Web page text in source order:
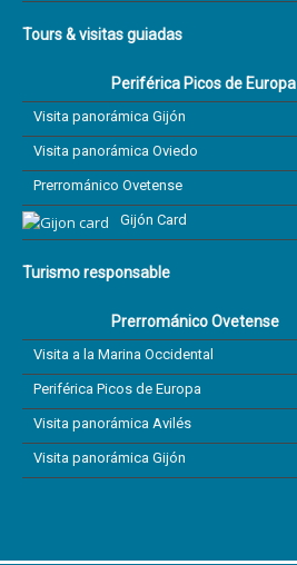
Tours & visitas guiadas
Periférica Picos de Europa
Visita panorámica Gijón
Visita panorámica Oviedo
Prerrománico Ovetense
Gijón Card
Turismo responsable
Prerrománico Ovetense
Visita a la Marina Occidental
Periférica Picos de Europa
Visita panorámica Avilés
Visita panorámica Gijón